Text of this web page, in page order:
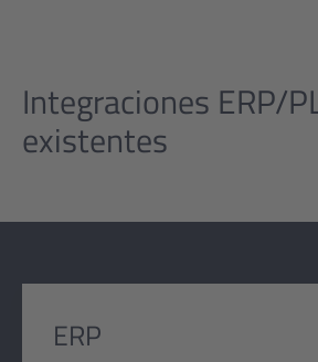
Integraciones ERP/
existentes
ERP